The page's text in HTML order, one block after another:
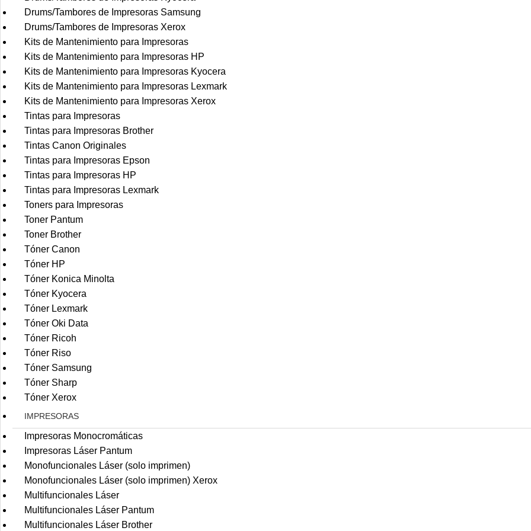
Drums/Tambores de Impresoras Samsung
Drums/Tambores de Impresoras Xerox
Kits de Mantenimiento para Impresoras
Kits de Mantenimiento para Impresoras HP
Kits de Mantenimiento para Impresoras Kyocera
Kits de Mantenimiento para Impresoras Lexmark
Kits de Mantenimiento para Impresoras Xerox
Tintas para Impresoras
Tintas para Impresoras Brother
Tintas Canon Originales
Tintas para Impresoras Epson
Tintas para Impresoras HP
Tintas para Impresoras Lexmark
Toners para Impresoras
Toner Pantum
Toner Brother
Tóner Canon
Tóner HP
Tóner Konica Minolta
Tóner Kyocera
Tóner Lexmark
Tóner Oki Data
Tóner Ricoh
Tóner Riso
Tóner Samsung
Tóner Sharp
Tóner Xerox
IMPRESORAS
Impresoras Monocromáticas
Impresoras Láser Pantum
Monofuncionales Láser (solo imprimen)
Monofuncionales Láser (solo imprimen) Xerox
Multifuncionales Láser
Multifuncionales Láser Pantum
Multifuncionales Láser Brother